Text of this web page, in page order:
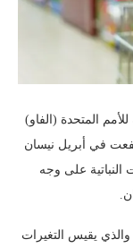
المتحدة (الفاو)
في أبريل ​نيسان
على وجه
يقيس ​التغيرات